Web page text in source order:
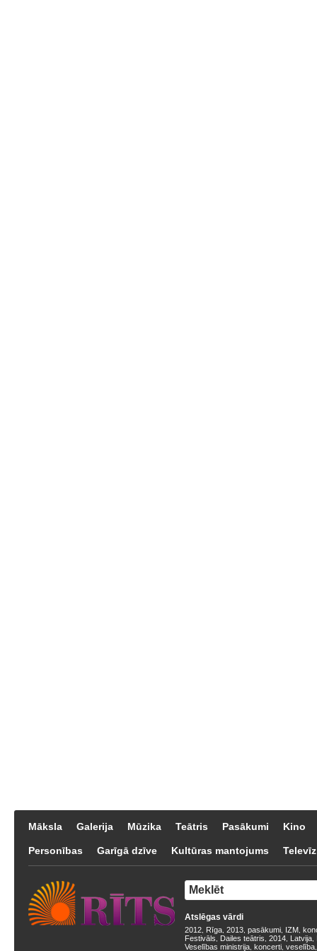
Māksla Galerija Mūzika Teātris Pasākumi Kino
Personības Garīgā dzīve Kultūras mantojums
Atslēgas vārdi
2012 Rīga 2013 pasākumi IZM
Festivāls
Dailes teātris 2014 Latvija
Veselības ministrija koncerti veselība